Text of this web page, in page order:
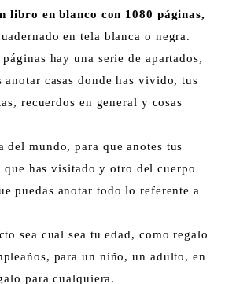
libro en blanco con 1080 páginas,
en tela blanca o negra.
hay una serie de apartados,
anotar casas donde has vivido, tus
recuerdos en general y cosas
del mundo, para que anotes tus
has visitado y otro del cuerpo
puedas anotar todo lo referente a
sea cual sea tu edad, como regalo
para un niño, un adulto, en
para cualquiera.